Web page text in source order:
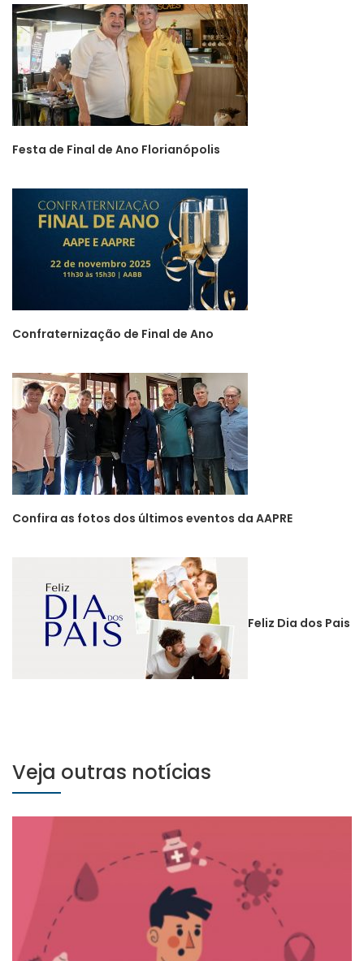
Festa de Final de Ano Florianópolis
Confraternização de Final de Ano
Confira as fotos dos últimos eventos da AAPRE
Feliz Dia dos Pais
Veja outras notícias